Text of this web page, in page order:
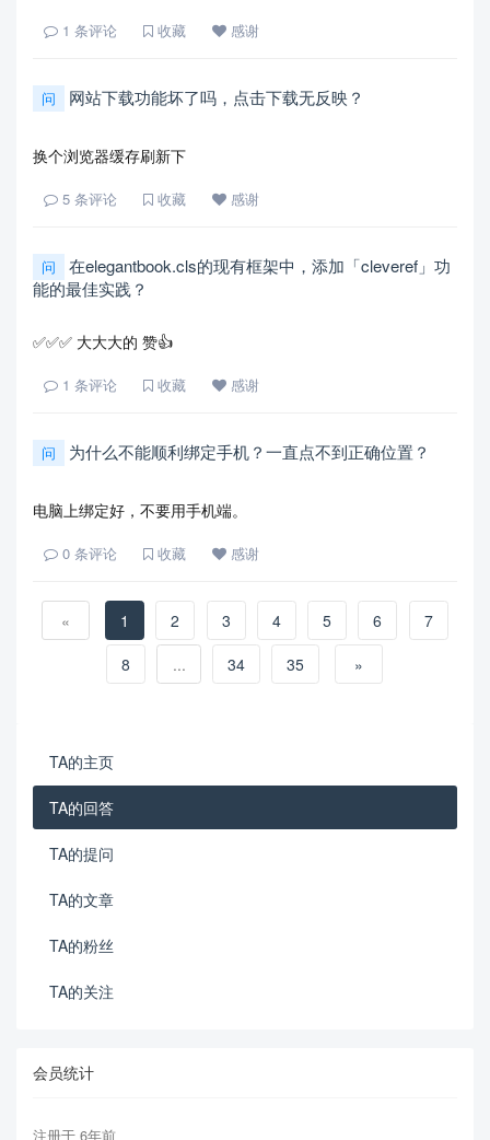
1 条评论 收藏 感谢
问 网站下载功能坏了吗，点击下载无反映？
换个浏览器缓存刷新下
5 条评论 收藏 感谢
问
在elegantbook.cls的现有框架中，添加「cleveref」功
能的最佳实践？
✅✅✅ 大大大的 赞👍
1 条评论 收藏 感谢
问 为什么不能顺利绑定手机？一直点不到正确位置？
电脑上绑定好，不要用手机端。
0 条评论 收藏 感谢
« 1 2 3 4 5 6
7
8
... 34 35 »
TA的主页
TA的回答
TA的提问
TA的文章
TA的粉丝
TA的关注
会员统计
注册于 6年前